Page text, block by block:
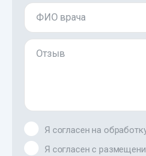
ФИО врача
Отзыв
Я согласен на
Я согласен с